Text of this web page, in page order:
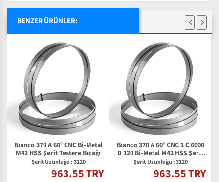
BENZER ÜRÜNLER:
Bıanco 370 A 60° CNC Bi-Metal
M42 HSS Şerit Testere Bıçağı
Şerit Uzunluğu : 3120
963.55 TRY
Bıanco 370 A 60° CNC 1 C 6000
D 120 Bi-Metal M42 HSS Şerit
Testere Bıçağı
Şerit Uzunluğu : 3120
963.55 TRY